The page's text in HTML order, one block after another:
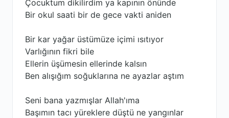
Çocuktum dikilirdim ya kapının önünde
Bir okul saati bir de gece vakti aniden
Bir kar yağar üstümüze içimi ısıtıyor
Varlığının fikri bile
Ellerin üşümesin ellerinde kalsın
Ben alışığım soğuklarına ne ayazlar aştım
Seni bana yazmışlar Allah'ıma
Başımın tacı yüreklere düştü ne yangınlar